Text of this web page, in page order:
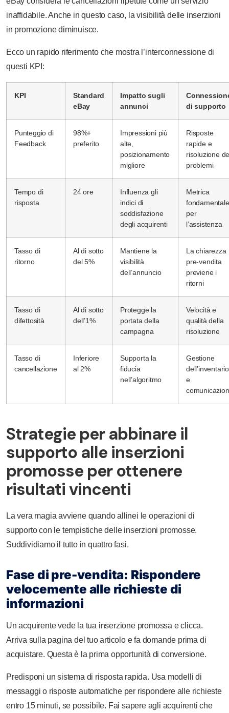
inaffidabile. Anche in questo caso, la visibilità delle inserzioni
in promozione diminuisce.
Ecco un rapido riferimento che mostra l’interconnessione di
questi KPI:
KPI
Standard
eBay
Impatto sugli
annunci
di supporto
Punteggio di
Feedback
98%+
preferito
Impressioni più
alte,
posizionamento
migliore
Risposte
rapide e
risoluzione
problemi
Tempo di
risposta
24 ore
Influenza gli
indici di
soddisfazione
degli acquirenti
Metrica
fondamentale
per
l’assistenza
Tasso di
ritorno
Al di sotto
del 5%
Mantiene la
visibilità
dell’annuncio
La chiarezza
pre-vendita
previene i
ritorni
Tasso di
difettosità
Al di sotto
dell’1%
Protegge la
portata della
campagna
Velocità e
qualità della
risoluzione
Tasso di
cancellazione
Inferiore
al 2%
Supporta la
fiducia
nell’algoritmo
Gestione
dell’inventario
e
Strategie per abbinare il
supporto alle inserzioni
promosse per ottenere
risultati vincenti
La vera magia avviene quando allinei le operazioni di
supporto con le tempistiche delle inserzioni promosse.
Suddividiamo il tutto in quattro fasi.
Fase di pre-vendita: Rispondere
velocemente alle richieste di
informazioni
Un acquirente vede la tua inserzione promossa e clicca.
Arriva sulla pagina del tuo articolo e fa domande prima di
acquistare. Questa è la prima opportunità di conversione.
Predisponi un sistema di risposta rapida. Usa modelli di
messaggi o risposte automatiche per rispondere alle richieste
entro 15 minuti, se possibile. Fai sapere agli acquirenti che